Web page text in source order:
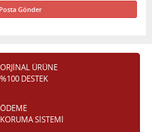
ORJİNAL ÜRÜNE
%100 DESTEK
ÖDEME
KORUMA SİSTEMİ